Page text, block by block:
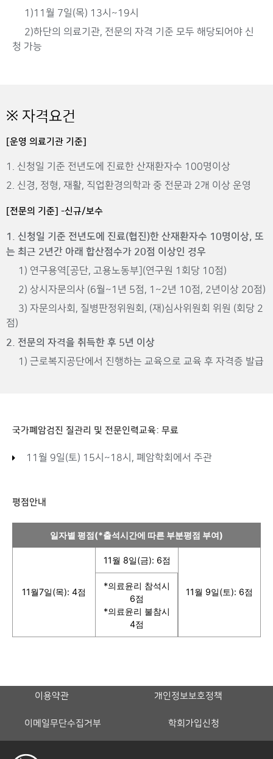
1)11월 7일(목) 13시~19시
2)하단의 의료기관, 전문의 자격 기준 모두 해당되어야 신
청 가능
※ 자격요건
[운영 의료기관 기준]
1. 신청일 기준 전년도에 진료한 산재환자수 100명이상
2. 신경, 정형, 재활, 직업환경의학과 중 전문과 2개 이상 운영
[전문의 기준] -신규/보수
1. 신청일 기준 전년도에 진료(협진)한 산재환자수 10명이상, 또
는 최근 2년간 아래 합산점수가 20점 이상인 경우
1) 연구용역[공단, 고용노동부](연구원 1회당 10점)
2) 상시자문의사 (6월~1년 5점, 1~2년 10점, 2년이상 20점)
3) 자문의사회, 질병판정위원회, (재)심사위원회 위원 (회당 2
점)
2. 전문의 자격을 취득한 후 5년 이상
1) 근로복지공단에서 진행하는 교육으로 교육 후 자격증 발급
국가폐암검진 질관리 및 전문인력교육: 무료
11월 9일(토) 15시~18시, 폐암학회에서 주관
평점안내
일자별 평점(*출석시간에 따른 부분평점 부여)
11월7일(목): 4점
11월 8일(금): 6점
11월 9일(토): 6점
*의료윤리 참석시
6점
*의료윤리 불참시
4점
이용약관 개인정보보호정책
이메일무단수집거부 학회가입신청